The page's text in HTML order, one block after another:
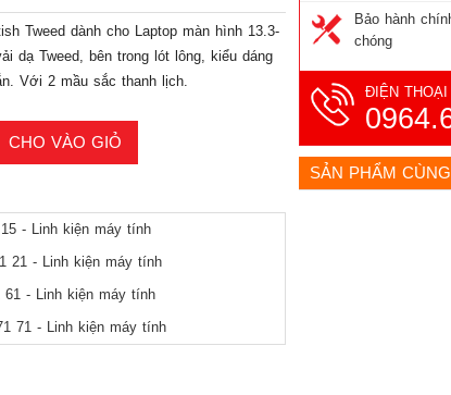
Tweed dành cho Laptop màn hình 13.3-
dạ Tweed, bên trong lót lông, kiểu dáng
Với 2 mầu sắc thanh lịch.
CHO VÀO GIỎ
- Linh kiện máy tính
21 - Linh kiện máy tính
61 - Linh kiện máy tính
71 - Linh kiện máy tính
Bảo hành
chóng
ĐIỆN
SẢN PHẨM